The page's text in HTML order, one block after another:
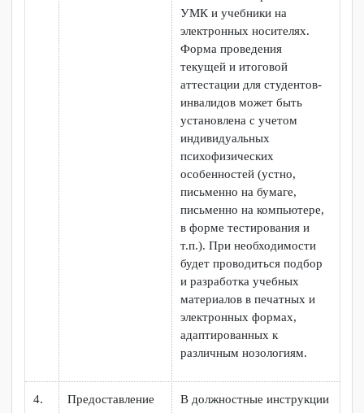
обучаются лица с
инвалидностью и ОВЗ,
возможно применение
звукоусиливающей
аппаратуры,
мультимедийных средств,
оргтехники, слайд-
проекторов и иных средств
для повышения уровня
восприятия учебной
информации
обучающимися с
различными нарушениями.
Для разъяснения отдельных
вопросов изучаемой
дисциплины
преподавателями
групповые и
консультации, в том числе с
использованием сети